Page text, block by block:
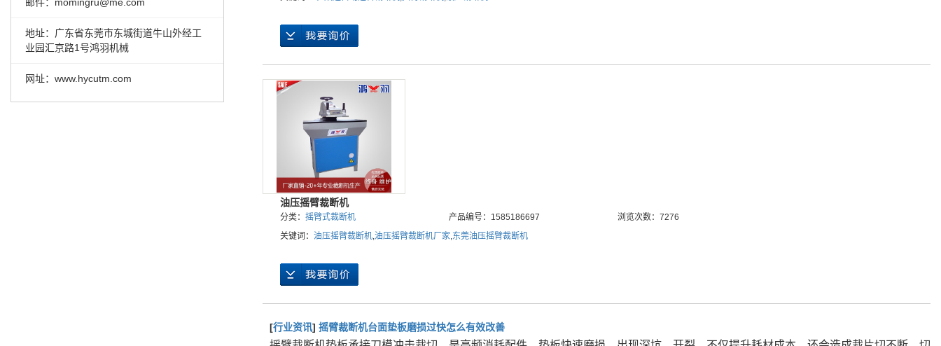
地址：广东省东莞市东城街道牛山外经工
业园汇京路1号鸿羽机械
网址：www.hycutm.com
油压摇臂裁断机
分类： 摇臂式裁断机 产品编号：1585186697
浏览次数：7276
关键词： 油压摇臂裁断机,油压摇臂裁断机厂家,东莞油压摇臂裁断机
[行业资讯] 摇臂裁断机台面垫板磨损过快怎么有效改善